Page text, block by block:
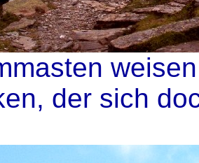
der sich